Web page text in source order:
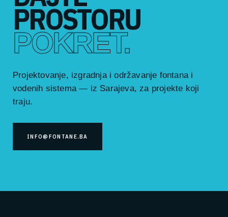
PROSTORU
POKRET.
Projektovanje, izgradnja i održavanje fontana i
vodenih sistema — iz Sarajeva, za projekte koji
traju.
INFO@FONTANE.BA